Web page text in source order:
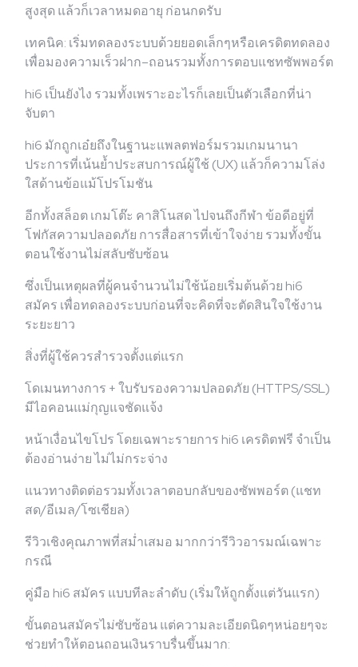
สูงสุด แล้วก็เวลาหมดอายุ ก่อนกดรับ
เทคนิค: เริ่มทดลองระบบด้วยยอดเล็กๆหรือเครดิตทดลอง
เพื่อมองความเร็วฝาก–ถอนรวมทั้งการตอบแชทซัพพอร์ต
hi6 เป็นยังไง รวมทั้งเพราะอะไรก็เลยเป็นตัวเลือกที่น่า
จับตา
hi6 มักถูกเอ๋ยถึงในฐานะแพลตฟอร์มรวมเกมนานา
ประการที่เน้นย้ำประสบการณ์ผู้ใช้ (UX) แล้วก็ความโล่ง
ใสด้านข้อแม้โปรโมชัน
อีกทั้งสล็อต เกมโต๊ะ คาสิโนสด ไปจนถึงกีฬา ข้อดีอยู่ที่
โฟกัสความปลอดภัย การสื่อสารที่เข้าใจง่าย รวมทั้งขั้น
ตอนใช้งานไม่สลับซับซ้อน
ซึ่งเป็นเหตุผลที่ผู้คนจำนวนไม่ใช้น้อยเริ่มต้นด้วย hi6
สมัคร เพื่อทดลองระบบก่อนที่จะคิดที่จะตัดสินใจใช้งาน
ระยะยาว
สิ่งที่ผู้ใช้ควรสำรวจตั้งแต่แรก
โดเมนทางการ + ใบรับรองความปลอดภัย (HTTPS/SSL)
มีไอคอนแม่กุญแจชัดแจ้ง
หน้าเงื่อนไขโปร โดยเฉพาะรายการ hi6 เครดิตฟรี จำเป็น
ต้องอ่านง่าย ไม่ไม่กระจ่าง
แนวทางติดต่อรวมทั้งเวลาตอบกลับของซัพพอร์ต (แชท
สด/อีเมล/โซเชียล)
รีวิวเชิงคุณภาพที่สม่ำเสมอ มากกว่ารีวิวอารมณ์เฉพาะ
กรณี
คู่มือ hi6 สมัคร แบบทีละลำดับ (เริ่มให้ถูกตั้งแต่วันแรก)
ขั้นตอนสมัครไม่ซับซ้อน แต่ความละเอียดนิดๆหน่อยๆจะ
ช่วยทำให้ตอนถอนเงินราบรื่นขึ้นมาก: